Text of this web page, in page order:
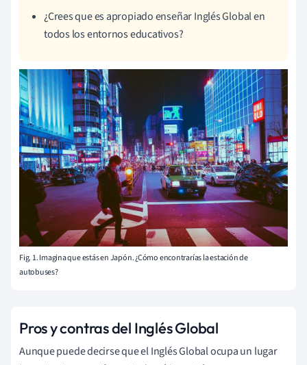
¿Crees que es apropiado enseñar Inglés Global en
todos los entornos educativos?
Fig. 1. Imagina que estás en Japón. ¿Cómo encontrarías la estación de
autobuses?
Pros y contras del Inglés Global
Aunque puede decirse que el Inglés Global ocupa un lugar